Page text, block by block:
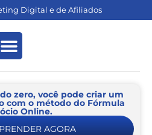
Digital e de Afiliados
zero, você pode criar um
com o método do Fórmula
Online.
AGORA